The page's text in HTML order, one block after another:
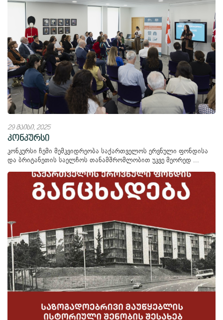
29 მაისი, 2025
კონკურსი
კონკურსი ჩემი მემკვიდრეობა საქართველოს ერვნული ფონდისა
და ბრიტანეთის საელჩოს თანამშრომლობით უკვე მეორედ ...